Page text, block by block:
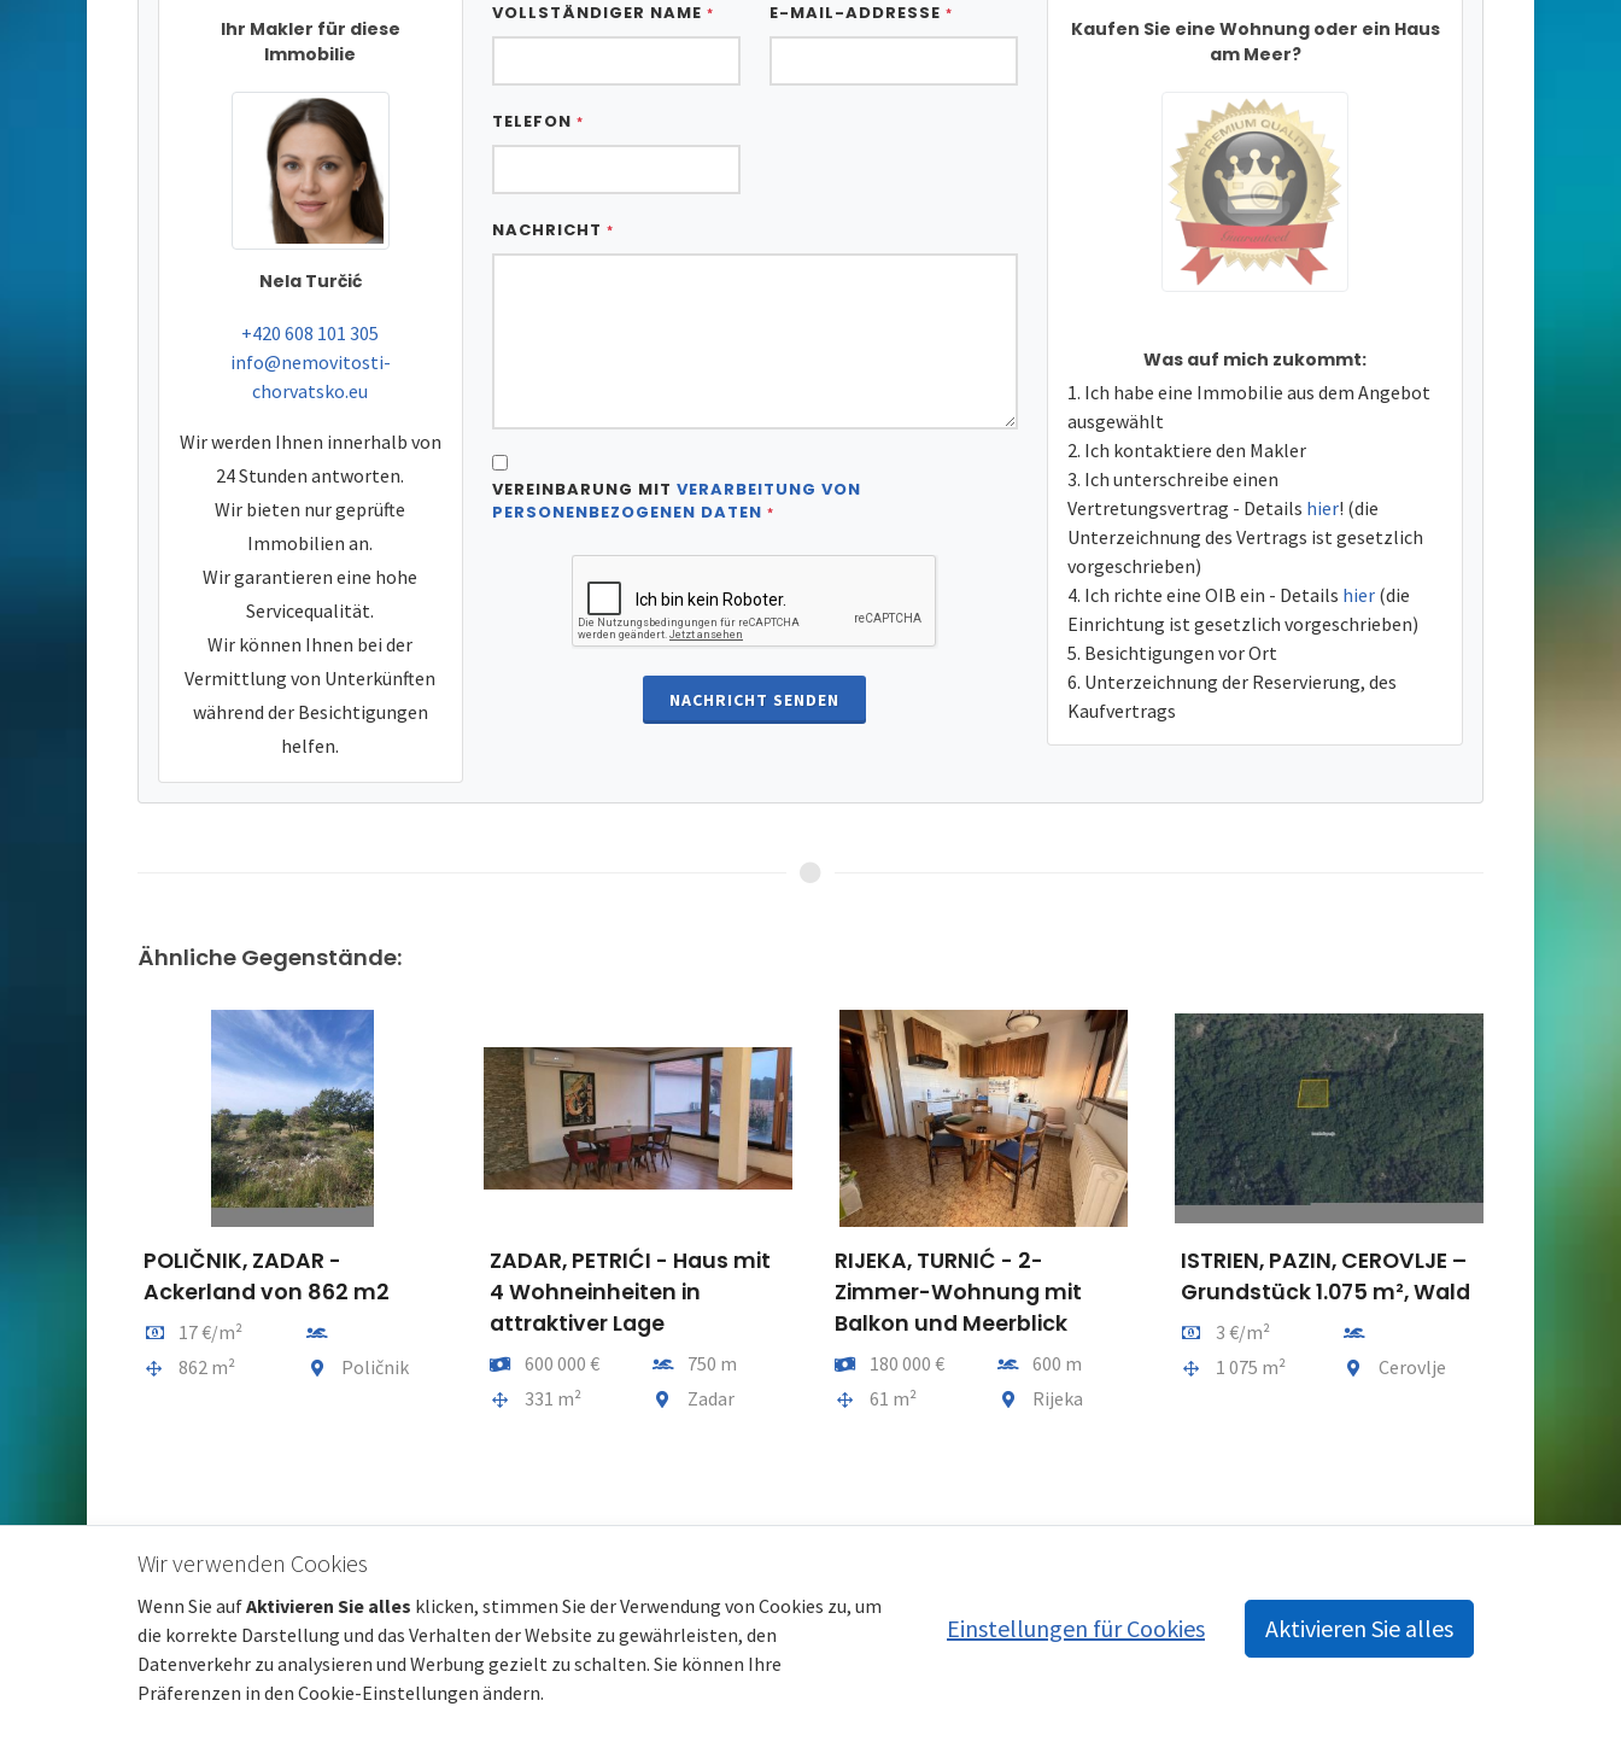
Ihr Makler für diese
Immobilie
Nela Turčić
tel:
+420 608 101 305
e-mail:
info@nemovitosti-
chorvatsko.eu
Wir werden Ihnen innerhalb von
24 Stunden antworten.
Wir bieten nur geprüfte
Immobilien an.
Wir garantieren eine hohe
Servicequalität.
Wir können Ihnen bei der
Vermittlung von Unterkünften
während der Besichtigungen
helfen.
VOLLSTÄNDIGER NAME * E-MAIL-ADDRESSE *
TELEFON *
NACHRICHT *
VEREINBARUNG MIT VERARBEITUNG VON
PERSONENBEZOGENEN DATEN *
NACHRICHT SENDEN
Kaufen Sie eine Wohnung oder ein Haus
am Meer?
Was auf mich zukommt:
Ich habe eine Immobilie aus dem Angebot
ausgewählt
Ich kontaktiere den Makler
Ich unterschreibe einen
Vertretungsvertrag - Details hier! (die
Unterzeichnung des Vertrags ist gesetzlich
vorgeschrieben)
Ich richte eine OIB ein - Details hier (die
Einrichtung ist gesetzlich vorgeschrieben)
Besichtigungen vor Ort
Unterzeichnung der Reservierung, des
Kaufvertrags
Ähnliche Gegenstände:
POLIČNIK, ZADAR -
Ackerland von 862 m2
Preis pro m2
17 €/m²
Entfernung vom meer
Gesamtfläche
862 m² Gemeindeteil
Poličnik
ZADAR, PETRIĆI - Haus mit
4 Wohneinheiten in
attraktiver Lage
Preis600 000 € Entfernung vom meer
750 m
Gesamtfläche
331 m² Gemeindeteil
Zadar
RIJEKA, TURNIĆ - 2-
Zimmer-Wohnung mit
Balkon und Meerblick
Preis180 000 € Entfernung vom meer
600 m
Gesamtfläche
61 m² Gemeindeteil
Rijeka
ISTRIEN, PAZIN, CEROVLJE –
Grundstück 1.075 m², Wald
Preis pro m2
3 €/m²
Entfernung vom meer
Gesamtfläche
1 075 m² Gemeindeteil
Cerovlje
Wir verwenden Cookies
Wenn Sie aufAktivieren Sie alles klicken, stimmen Sie der Verwendung von Cookies zu, um
die korrekte Darstellung und das Verhalten der Website zu gewährleisten, den
Datenverkehr zu analysieren und Werbung gezielt zu schalten. Sie können Ihre
Präferenzen in den Cookie-Einstellungen ändern.
Einstellungen für Cookies Aktivieren Sie alles